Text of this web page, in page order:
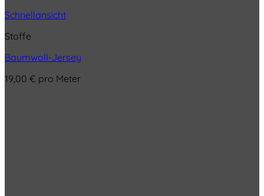
Schnellansicht
Stoffe
Baumwoll-Jersey
19,00 € pro Meter